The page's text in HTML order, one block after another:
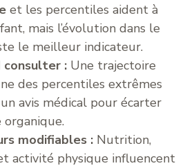
et les percentiles aident à
mais l’évolution dans le
le meilleur indicateur.
consulter :Une trajectoire
des percentiles extrêmes
avis médical pour écarter
organique.
modifiables :Nutrition,
activité physique influencent